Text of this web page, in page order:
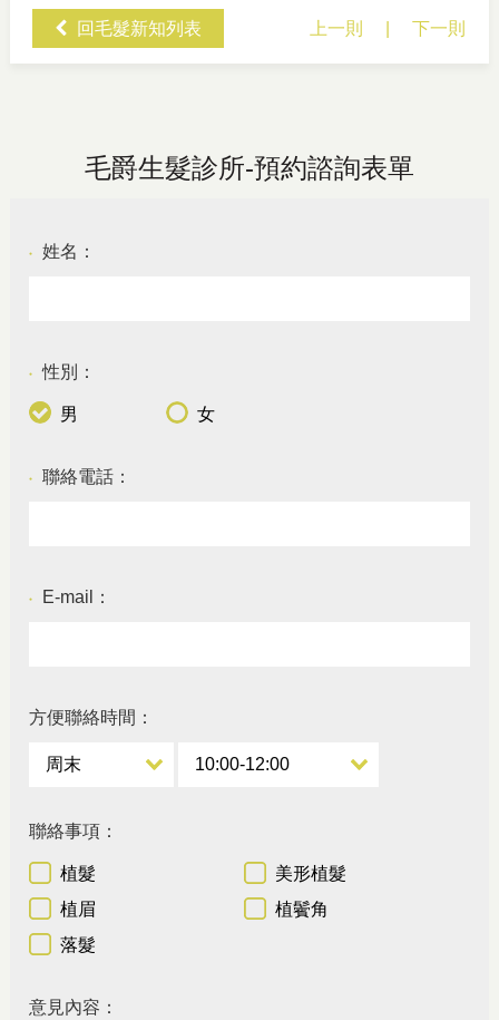
回毛髮新知列表 上一則 |下一則
毛爵生髮診所-預約諮詢表單
● 姓名：
● 性別：
男 女
● 聯絡電話：
● E-mail：
方便聯絡時間：
聯絡事項：
植髮
美形植髮
植眉
植鬢角
落髮
意見內容：